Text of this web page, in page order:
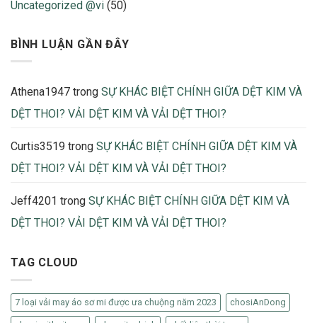
Uncategorized @vi (50)
BÌNH LUẬN GẦN ĐÂY
Athena1947 trong SỰ KHÁC BIỆT CHÍNH GIỮA DỆT KIM VÀ
DỆT THOI? VẢI DỆT KIM VÀ VẢI DỆT THOI?
Curtis3519 trong SỰ KHÁC BIỆT CHÍNH GIỮA DỆT KIM VÀ
DỆT THOI? VẢI DỆT KIM VÀ VẢI DỆT THOI?
Jeff4201 trong SỰ KHÁC BIỆT CHÍNH GIỮA DỆT KIM VÀ
DỆT THOI? VẢI DỆT KIM VÀ VẢI DỆT THOI?
TAG CLOUD
7 loại vải may áo sơ mi được ưa chuộng năm 2023 chosiAnDong